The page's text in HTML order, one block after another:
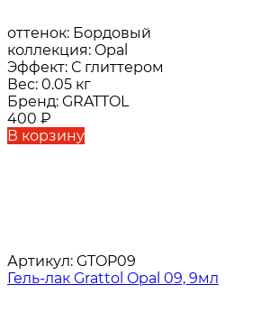
оттенок: Бордовый
коллекция: Opal
Эффект: С глиттером
Вес: 0.05 кг
Бренд: GRATTOL
400 ₽
В корзину
Артикул: GTOP09
Гель-лак Grattol Opal 09, 9мл